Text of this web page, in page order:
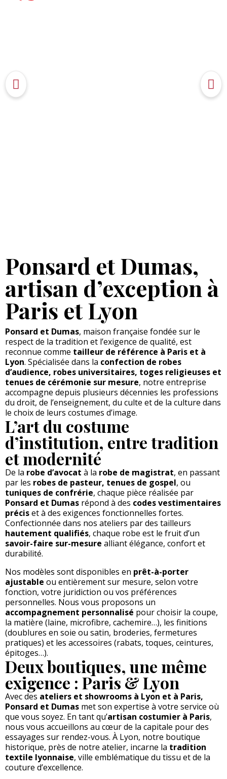
Ponsard et Dumas,
artisan d’exception à
Paris et Lyon
Ponsard et Dumas, maison française fondée sur le
respect de la tradition et l’exigence de qualité, est
reconnue comme tailleur de référence à Paris et à
Lyon. Spécialisée dans la confection de robes
d’audience, robes universitaires, toges religieuses et
tenues de cérémonie sur mesure, notre entreprise
accompagne depuis plusieurs décennies les professions
du droit, de l’enseignement, du culte et de la culture dans
le choix de leurs costumes d’image.
L’art du costume
d’institution, entre tradition
et modernité
De la robe d’avocat à la robe de magistrat, en passant
par les robes de pasteur, tenues de gospel, ou
tuniques de confrérie, chaque pièce réalisée par
Ponsard et Dumas répond à des codes vestimentaires
préciset à des exigences fonctionnelles fortes.
Confectionnée dans nos ateliers par des tailleurs
hautement qualifiés, chaque robe est le fruit d’un
savoir-faire sur-mesure alliant élégance, confort et
durabilité.
Nos modèles sont disponibles en prêt-à-porter
ajustable ou entièrement sur mesure, selon votre
fonction, votre juridiction ou vos préférences
personnelles. Nous vous proposons un
accompagnement personnalisé pour choisir la coupe,
la matière (laine, microfibre, cachemire…), les finitions
(doublures en soie ou satin, broderies, fermetures
pratiques) et les accessoires (rabats, toques, ceintures,
épitoges…).
Deux boutiques, une même
exigence : Paris & Lyon
Avec des ateliers et showrooms à Lyon et à Paris,
Ponsard et Dumas met son expertise à votre service où
que vous soyez. En tant qu’artisan costumier à Paris,
nous vous accueillons au cœur de la capitale pour des
essayages sur rendez-vous. À Lyon, notre boutique
historique, près de notre atelier, incarne la tradition
textile lyonnaise, ville emblématique du tissu et de la
couture d’excellence.